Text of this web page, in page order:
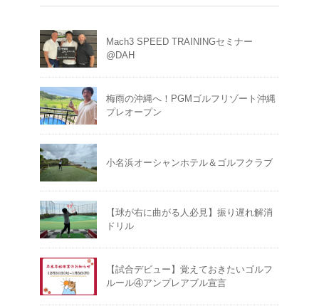
Mach3 SPEED TRAININGセミナー
@DAH
梅雨の沖縄へ！PGMゴルフリゾート沖縄
プレオープン
小名浜オーシャンホテル＆ゴルフクラブ
【球が右に曲がる人必見】振り遅れ解消
ドリル
【試合デビュー】覚えておきたいゴルフ
ルール④アンプレアブル宣言